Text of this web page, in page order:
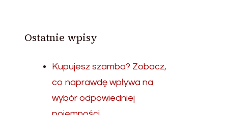
Ostatnie wpisy
Kupujesz szambo? Zobacz,
co naprawdę wpływa na
wybór odpowiedniej